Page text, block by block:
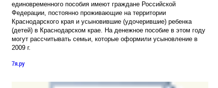
единовременного пособия имеют граждане Российской
Федерации, постоянно проживающие на территории
Краснодарского края и усыновившие (удочерившие) ребенка
(детей) в Краснодарском крае. На денежное пособие в этом году
могут рассчитывать семьи, которые оформили усыновление в
2009 г.
7я.ру